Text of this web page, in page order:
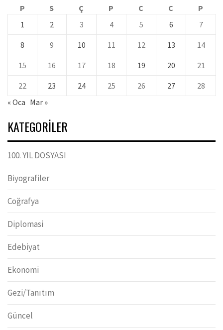
P
S Ç P C C
P
1
2 3 4 5 6 7
8 9 10 11 12 13 14
15 16 17 18 19 20 21
22 23 24 25 26 27
28
« Oca Mar »
KATEGORILER
100. YIL DOSYASI
Biyografiler
Coğrafya
Diplomasi
Edebiyat
Ekonomi
Gezi/Tanıtım
Güncel